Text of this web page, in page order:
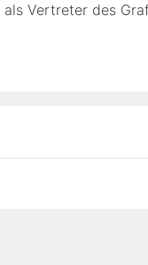
Vertreter des